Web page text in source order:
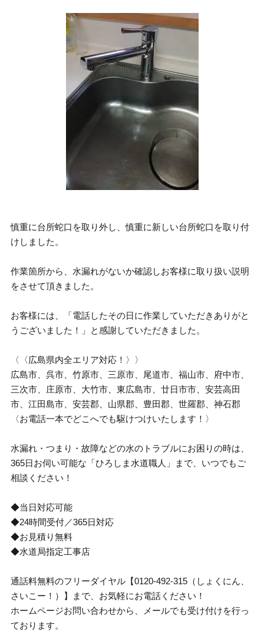
慎重に台所蛇口を取り外し、慎重に新しい台所蛇口を取り付
けしました。
作業箇所から、水漏れがないか確認しお客様に取り扱い説明
をさせて頂きました。
お客様には、「電話したその日に作業していただきありがと
うございました！」と感謝していただきました。
〈〈広島県内全エリア対応！〉〉
広島市、呉市、竹原市、三原市、尾道市、福山市、府中市、
三次市、庄原市、大竹市、東広島市、廿日市市、安芸高田
市、江田島市、安芸郡、山県郡、豊田郡、世羅郡、神石郡
〈お電話一本でどこへでも駆けつけいたします！〉
水漏れ・つまり・故障などの水のトラブルにお困りの時は、
365日お伺い可能な「ひろしま水道職人」まで、いつでもご
相談ください！
◆当日対応可能
◆24時間受付／365日対応
◆お見積り無料
◆水道局指定工事店
通話料無料のフリーダイヤル【0120-492-315（しょくにん、
さいこー！）】まで、お気軽にお電話ください！
ホームページお問い合わせから、メールでも受け付けを行っ
ております。